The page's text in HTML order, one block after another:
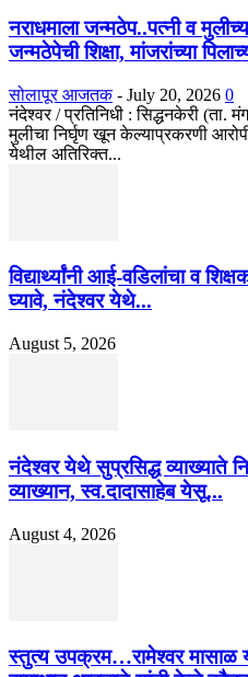
नराधमाला जन्मठेप..पत्नी व
जन्मठेपेची शिक्षा, मांजरांच्या
सोलापूर आजतक - July 20, 2026 0
नंदेश्वर / प्रतिनिधी : सिद्धनकेरी (ता.
मुलीचा निर्घृण खून केल्याप्रकरणी
येथील अतिरिक्त...
विद्यार्थ्यांनी आई-वडिलांचा व
घ्यावे, नंदेश्वर येथे...
August 5, 2026
नंदेश्वर येथे सुप्रसिद्ध व्याख्याते
व्याख्यान, स्व.दादासाहेब येसू...
August 4, 2026
स्तुत्य उपक्रम…रामेश्वर मासाळ